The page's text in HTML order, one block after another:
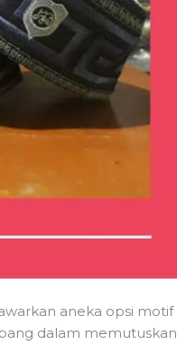
aneka opsi motif
dalam memutuskan